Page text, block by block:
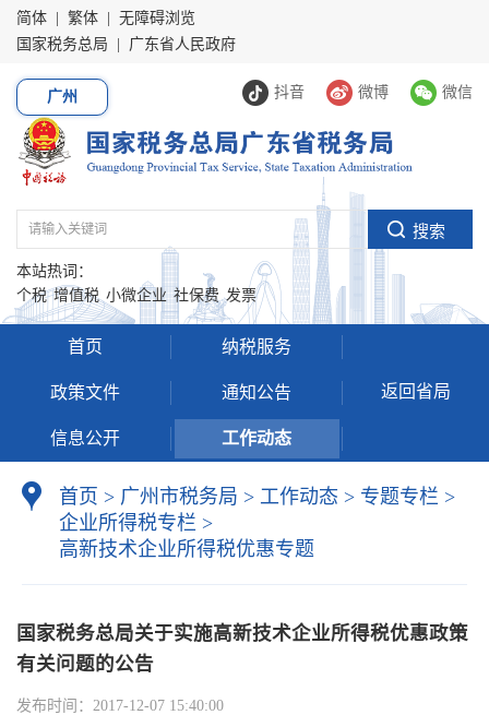
简体 繁体
无障碍浏览
国家税务总局
广东省人民政府
抖音 微博 微信
广州
本站热词：
个税 增值税 小微企业 社保费 发票
首页 纳税服务
政策文件 通知公告
信息公开 工作动态
返回省局
首页 > 广州市税务局 > 工作动态 > 专题专栏 >
企业所得税专栏 >
高新技术企业所得税优惠专题
国家税务总局关于实施高新技术企业所得税优惠政策
有关问题的公告
发布时间： 2017-12-07 15:40:00